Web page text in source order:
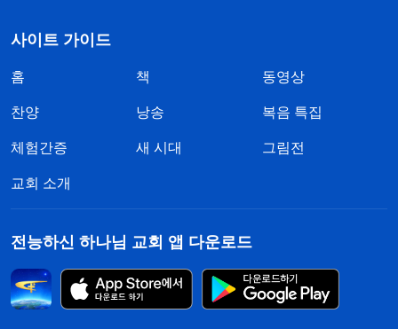
사이트 가이드
홈 책 동영상
찬양 낭송 복음 특집
체험간증 새 시대 그림전
교회 소개
전능하신 하나님 교회 앱 다운로드